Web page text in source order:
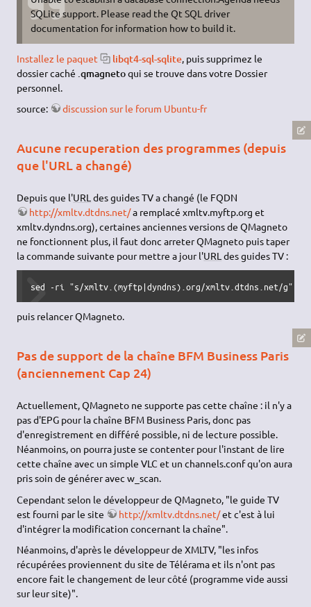
SQLite support. Please read the Qt SQL driver
documentation for information how to build it.
Installez le paquet libqt4-sql-sqlite , puis supprimez le
dossier caché .qmagnetoqui se trouve dans votre Dossier
personnel.
source:
discussion sur le forum Ubuntu-fr
Aucune recuperation des programmes (depuis
que l'URL a changé)
Depuis que l'URL des guides TV a changé (le FQDN
http://xmltv.dtdns.net/a remplacé xmltv.myftp.org et
xmltv.dyndns.org), certaines anciennes versions de QMagneto
ne fonctionnent plus, il faut donc arreter QMagneto puis taper
la commande suivante pour mettre a jour l'URL des guides TV :
sed -ri "s/xmltv.(myftp|dyndns).org/xmltv.dtdns.net/g" ~/
puis relancer QMagneto.
Pas de support de la chaîne BFM Business Paris
(anciennement Cap 24)
Actuellement, QMagneto ne supporte pas cette chaîne : il n'y a
pas d'EPG pour la chaîne BFM Business Paris, donc pas
d'enregistrement en différé possible, ni de lecture possible.
Néanmoins, on pourra juste se contenter pour l'instant de lire
cette chaîne avec un simple VLC et un channels.conf qu'on aura
pris soin de générer avec w_scan.
Cependant selon le développeur de QMagneto, "le guide TV
est fourni par le site
http://xmltv.dtdns.net/et c'est à lui
d'intégrer la modification concernant la chaîne".
Néanmoins, d'après le développeur de XMLTV, "les infos
récupérées proviennent du site de Télérama et ils n'ont pas
encore fait le changement de leur côté (programme vide aussi
sur leur site)".